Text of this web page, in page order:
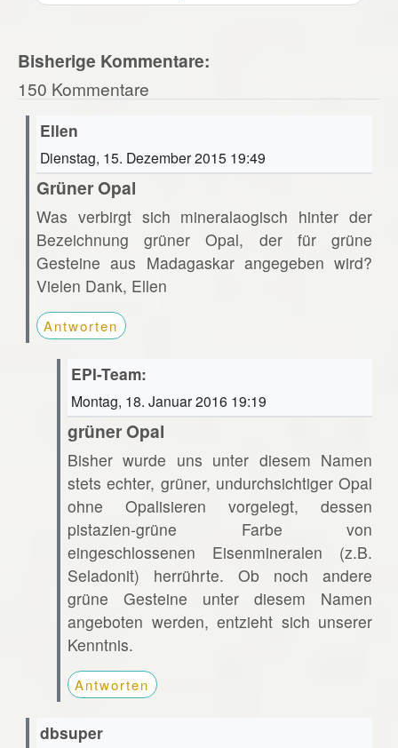
Bisherige Kommentare:
150 Kommentare
Ellen
Dienstag, 15. Dezember 2015 19:49
Grüner Opal
Was verbirgt sich mineralaogisch hinter der
Bezeichnung grüner Opal, der für grüne
Gesteine aus Madagaskar angegeben wird?
Vielen Dank, Ellen
Antworten
EPI-Team:
Montag, 18. Januar 2016 19:19
grüner Opal
Bisher wurde uns unter diesem Namen
stets echter, grüner, undurchsichtiger Opal
ohne Opalisieren vorgelegt, dessen
pistazien-grüne Farbe von
eingeschlossenen Eisenmineralen (z.B.
Seladonit) herrührte. Ob noch andere
grüne Gesteine unter diesem Namen
angeboten werden, entzieht sich unserer
Kenntnis.
Antworten
dbsuper